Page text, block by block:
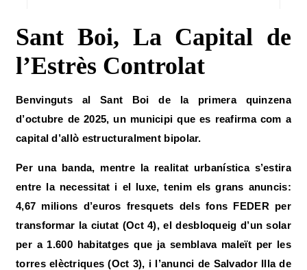
Sant Boi, La Capital de
l’Estrès Controlat
Benvinguts al Sant Boi de la primera quinzena
d’octubre de 2025, un municipi que es reafirma com a
capital d’allò estructuralment bipolar.
Per una banda, mentre la realitat urbanística s’estira
entre la necessitat i el luxe, tenim els grans anuncis:
4,67 milions d’euros fresquets dels fons FEDER per
transformar la ciutat (Oct 4), el desbloqueig d’un solar
per a 1.600 habitatges que ja semblava maleït per les
torres elèctriques (Oct 3), i l’anunci de Salvador Illa de